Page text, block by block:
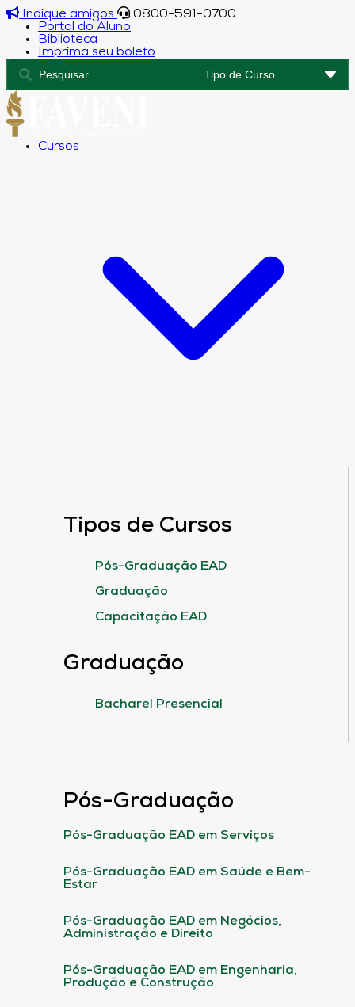
Indique amigos
0800-591-0700
Portal do Aluno
Biblioteca
Imprima seu boleto
Cursos
Tipos de Cursos
Pós-Graduação EAD
Graduação
Capacitação EAD
Graduação
Bacharel Presencial
Pós-Graduação
Pós-Graduação EAD em Serviços
Pós-Graduação EAD em Saúde e Bem-
Estar
Pós-Graduação EAD em Negócios,
Administração e Direito
Pós-Graduação EAD em Engenharia,
Produção e Construção